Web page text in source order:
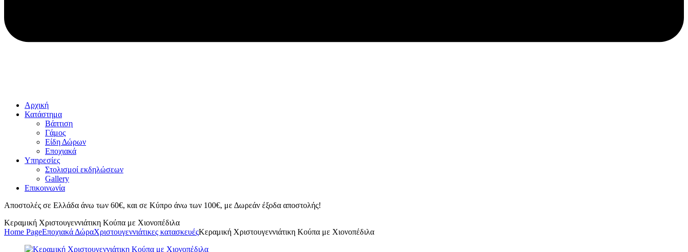
Αρχική
Κατάστημα
Βάπτιση
Γάμος
Είδη Δώρων
Εποχιακά
Υπηρεσίες
Στολισμοί εκδηλώσεων
Gallery
Επικοινωνία
Αποστολές σε Ελλάδα άνω των 60€, και σε Κύπρο άνω των 100€, με Δωρεάν έξοδα αποστολής!
Κεραμική Χριστουγεννιάτικη Κούπα με Χιονοπέδιλα
Home PageΕποχιακά ΔώραΧριστουγεννιάτικες κατασκευέςΚεραμική Χριστουγεννιάτικη Κούπα με Χιονοπέδιλα